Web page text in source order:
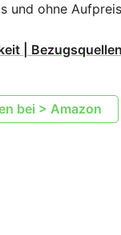
und ohne
|
bei > Amazon